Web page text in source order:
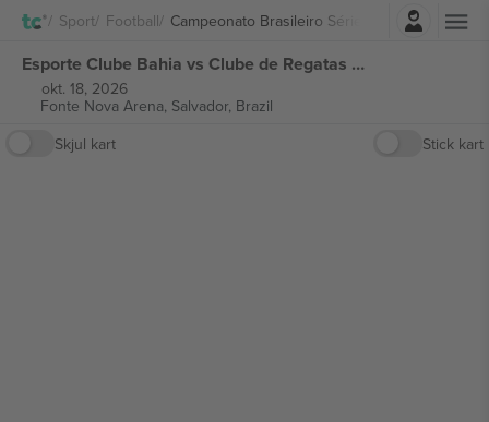
Sport Football Campeonato Brasileiro Série A
Logg Inn
Esporte Clube Bahia vs Clube de Regatas do Flamengo Campeonato Brasileiro Série A billetter
okt. 18, 2026
Fonte Nova Arena, Salvador, Brazil
Skjul kart
Stick kart